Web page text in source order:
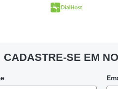
CADASTRE-SE EM